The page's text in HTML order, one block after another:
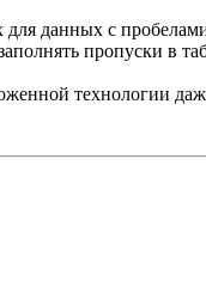
данных с пробелами.
пропуски в
технологии